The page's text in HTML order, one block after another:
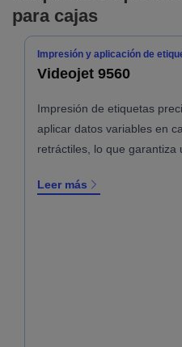
para cajas
Impresión y aplicación de
Videojet 9560
Impresión de etiquetas
aplicar datos variables en
retráctiles, lo que garantiza
Leer más